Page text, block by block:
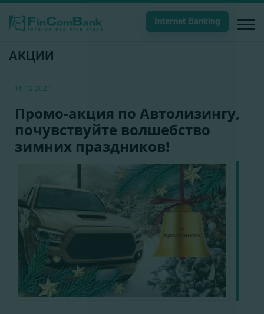
Internet Banking
АКЦИИ
16.12.2021
Промо-акция по Автолизингу,
почувствуйте волшебство
зимних праздников!